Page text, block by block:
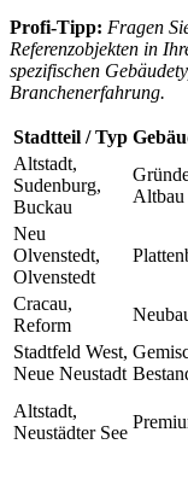
Profi-Tipp: Fragen
Referenzobjekten in
spezifischen
Branchenerfahrung.
Stadtteil / Typ
Altstadt,
Sudenburg,
Buckau
Altbau
Neu
Olvenstedt,
Olvenstedt
Cracau,
Reform
Stadtfeld West,
Neue Neustadt
Altstadt,
Neustädter See